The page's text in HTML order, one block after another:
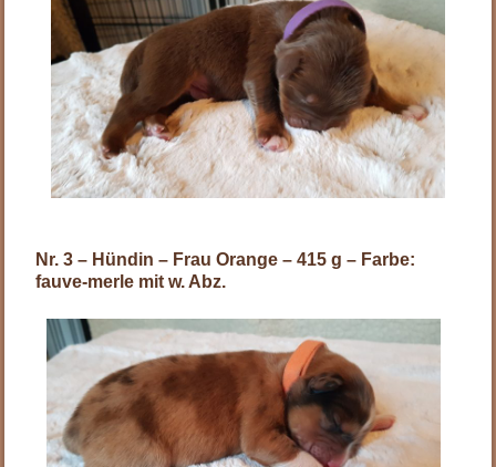
Nr. 3 – Hündin – Frau Orange – 415 g – Farbe:
fauve-merle mit w. Abz.